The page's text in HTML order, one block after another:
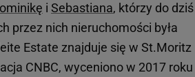
i Sebastiana, którzy do dziś
przez nich nieruchomości była
Estate znajduje się w St.Moritz
CNBC, wyceniono w 2017 roku